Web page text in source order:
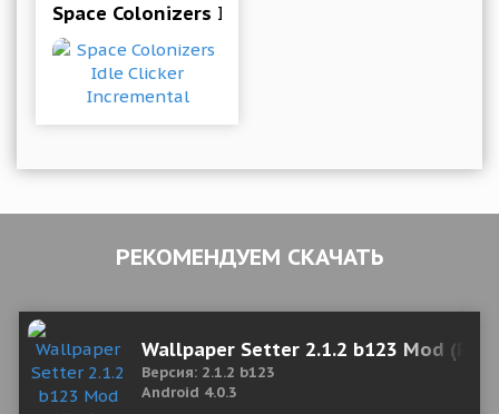
Space Colonizers Idle Clicker Incremental
РЕКОМЕНДУЕМ СКАЧАТЬ
Wallpaper Setter 2.1.2 b123 Mod (Pro)
Версия: 2.1.2 b123
Android 4.0.3